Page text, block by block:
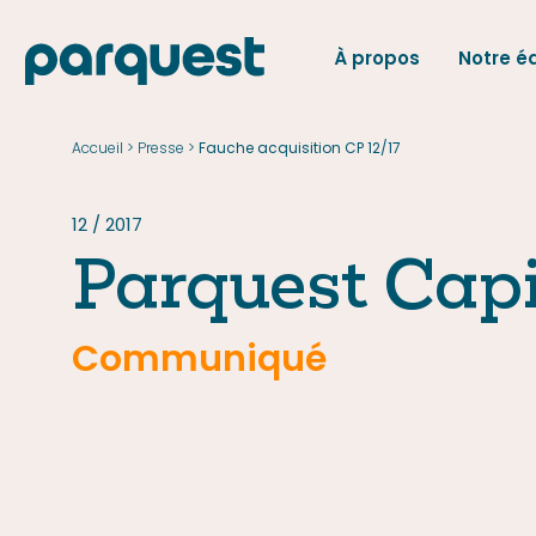
À propos Notre
Accueil > Presse > Fauche acquisition CP 12/17
12 / 2017
Parquest
Communiqué